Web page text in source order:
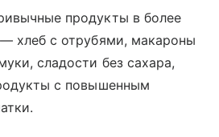
продукты в более
хлеб с отрубями, макароны
сладости без сахара,
с повышенным